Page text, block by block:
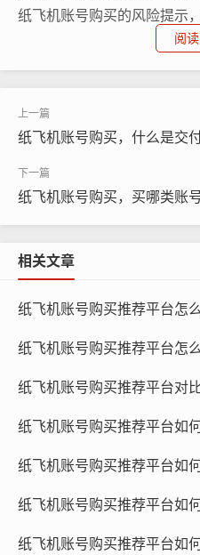
纸飞机账号购买的风险提示
纸飞机账号购买的风险提示
纸飞机账号购买涉及个人信
息不真实或存在欺诈行为，
账号密码泄露也可能导致个
阅
纸飞机账号购买，什么是交
纸飞机账号购买，买哪类账
相关文章